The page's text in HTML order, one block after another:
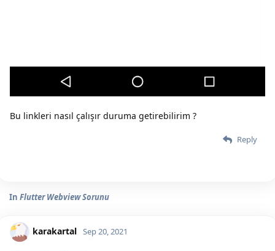
Bu linkleri nasıl çalışır duruma getirebilirim ?
Reply
In Flutter Webview Sorunu
karakartal Sep 20, 2021